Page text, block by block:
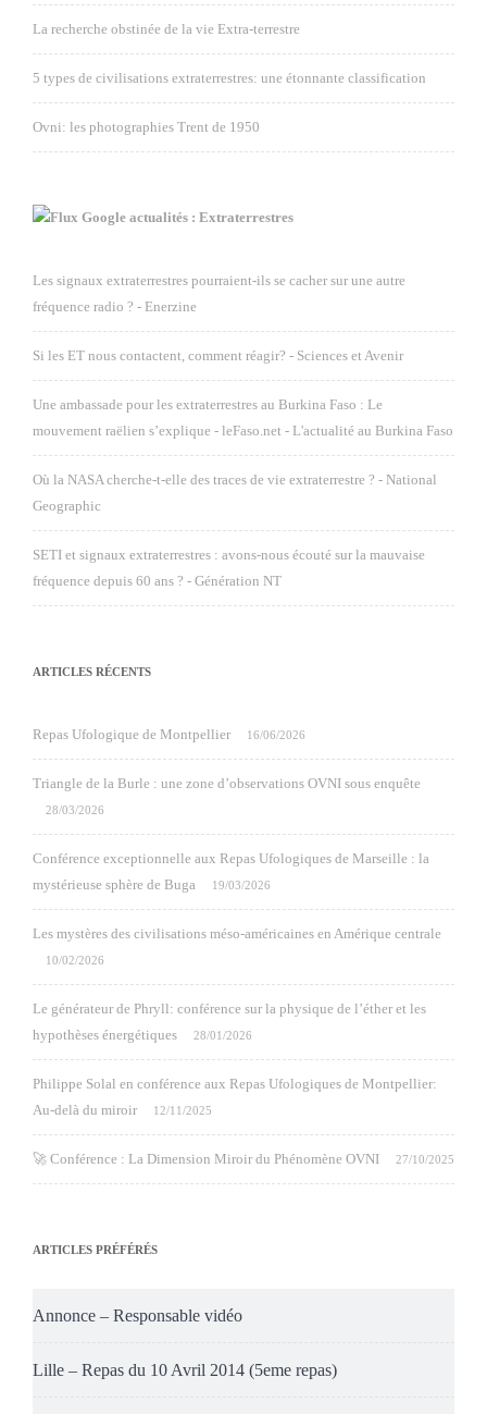
La recherche obstinée de la vie Extra-terrestre
5 types de civilisations extraterrestres: une étonnante classification
Ovni: les photographies Trent de 1950
Google actualités : Extraterrestres
Les signaux extraterrestres pourraient-ils se cacher sur une autre
fréquence radio ? - Enerzine
Si les ET nous contactent, comment réagir? - Sciences et Avenir
Une ambassade pour les extraterrestres au Burkina Faso : Le
mouvement raëlien s’explique - leFaso.net - L'actualité au Burkina Faso
Où la NASA cherche-t-elle des traces de vie extraterrestre ? - National
Geographic
SETI et signaux extraterrestres : avons-nous écouté sur la mauvaise
fréquence depuis 60 ans ? - Génération NT
ARTICLES RÉCENTS
Repas Ufologique de Montpellier 16/06/2026
Triangle de la Burle : une zone d’observations OVNI sous enquête
28/03/2026
Conférence exceptionnelle aux Repas Ufologiques de Marseille : la
mystérieuse sphère de Buga
19/03/2026
Les mystères des civilisations méso-américaines en Amérique centrale
10/02/2026
Le générateur de Phryll: conférence sur la physique de l’éther et les
hypothèses énergétiques
28/01/2026
Philippe Solal en conférence aux Repas Ufologiques de Montpellier:
Au-delà du miroir
12/11/2025
🚀 Conférence : La Dimension Miroir du Phénomène OVNI 27/10/2025
ARTICLES PRÉFÉRÉS
Annonce – Responsable vidéo
Lille – Repas du 10 Avril 2014 (5eme repas)